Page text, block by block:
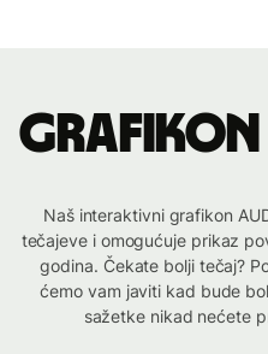
Grafikon
Naš interaktivni grafikon
tečajeve i omogućuje prikaz
godina. Čekate bolji tečaj?
ćemo vam javiti kad bude
sažetke nikad nećete